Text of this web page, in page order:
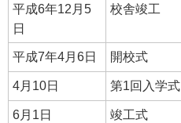
平成6年12月5
日
校舎竣工
平成7年4月6日 開校式
4月10日 第1回入学式
6月1日 竣工式